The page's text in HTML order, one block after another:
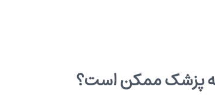
پزشک ممکن است؟